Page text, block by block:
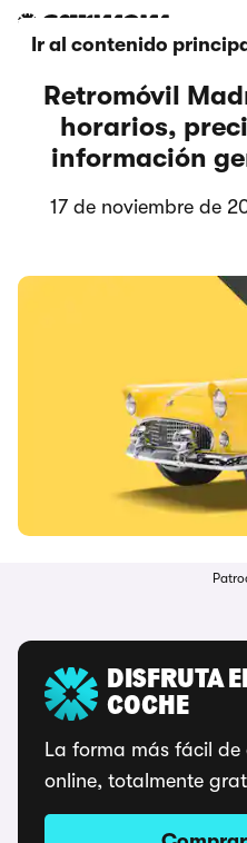
Ir al contenido
Retromóvil
horarios,
información
17 de noviembre de
DISFRUTA
COCHE
La forma más fácil
online, totalmente